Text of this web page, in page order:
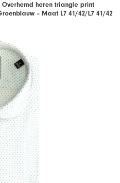
Overhemd heren triangle print
– Maat L7 41/42/L7 41/42